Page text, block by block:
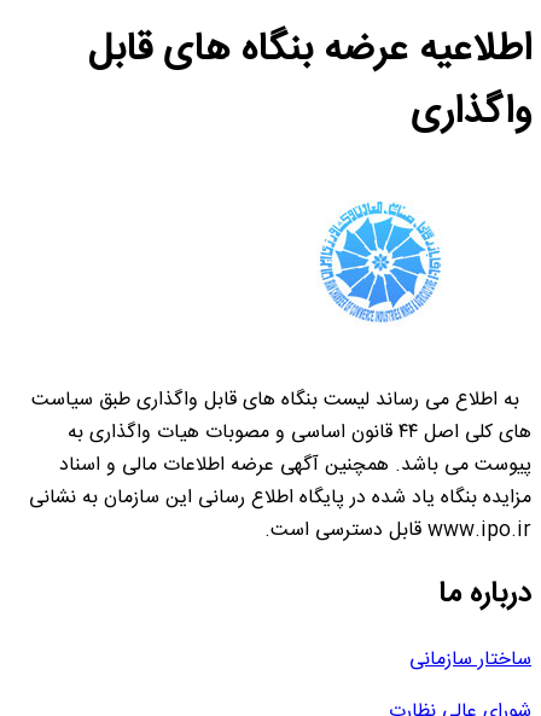
اطلاعیه عرضه بنگاه های قابل
واگذاری
به اطلاع می رساند لیست بنگاه های قابل واگذاری طبق سیاست
های کلی اصل ۴۴ قانون اساسی و مصوبات هیات واگذاری به
پیوست می باشد. همچنین آگهی عرضه اطلاعات مالی و اسناد
مزایده بنگاه یاد شده در پایگاه اطلاع رسانی این سازمان به نشانی
www.ipo.ir قابل دسترسی است.
درباره ما
ساختار سازمانی